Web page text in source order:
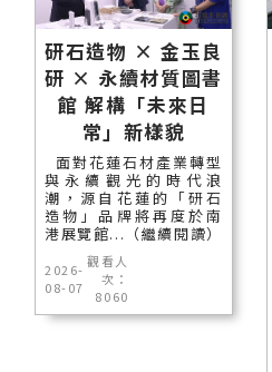
研石造物 × 金玉良
研 × 永續材質圖書
館 解構「未來日
常」新樣貌
面對花蓮石材產業轉型
與永續觀光的時代浪
潮，源自花蓮的「研石
造物」品牌將再度於南
港展覽館...（繼續閱讀）
2026-
08-07
觀看人
次：
8060